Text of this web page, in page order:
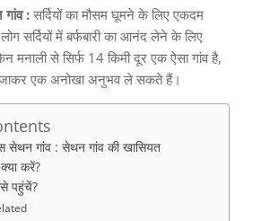
:सर्दियों का मौसम घूमने के लिए एकदम
सर्दियों में बर्फबारी का आनंद लेने के लिए
मनाली से सिर्फ14 किमी दूर एक ऐसा गांव है,
एक अनोखा अनुभव ले सकते हैं।
सेथन गांव : सेथन गांव की खासियत
करें?
पहुंचें?